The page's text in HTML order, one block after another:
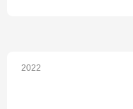
2022